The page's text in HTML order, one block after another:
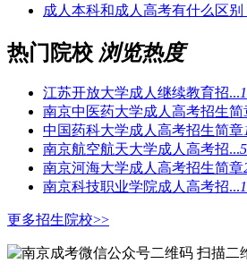
成人本科和成人高考有什么区别
热门院校 浏览热度
江苏开放大学成人继续教育招...
南京中医药大学成人高考招生简
中国药科大学成人高考招生简章
南京航空航天大学成人高考招...
南京河海大学成人高考招生简章
南京科技职业学院成人高考招...
更多招生院校>>
扫描二